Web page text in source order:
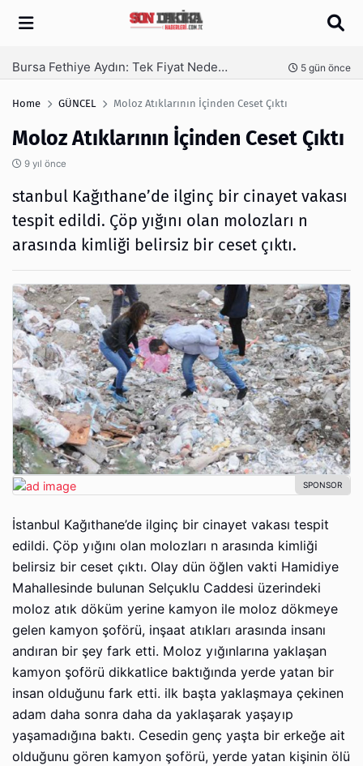
Arama
SEO Hizmeti Alırken Kandırılmamak İçin Bilinmesi Gerekenler 6 gün önce
Home GÜNCEL Moloz Atıklarının İçinden Ceset Çıktı
Moloz Atıklarının İçinden Ceset Çıktı
9 yıl önce
stanbul Kağıthane’de ilginç bir cinayet vakası
tespit edildi. Çöp yığını olan molozları n
arasında kimliği belirsiz bir ceset çıktı.
İstanbul Kağıthane’de ilginç bir cinayet vakası tespit
edildi. Çöp yığını olan molozları n arasında kimliği
belirsiz bir ceset çıktı. Olay dün öğlen vakti Hamidiye
Mahallesinde bulunan Selçuklu Caddesi üzerindeki
moloz atık döküm yerine kamyon ile moloz dökmeye
gelen kamyon şoförü, inşaat atıkları arasında insanı
andıran bir şey fark etti. Moloz yığınlarına yaklaşan
kamyon şoförü dikkatlice baktığında yerde yatan bir
insan olduğunu fark etti. ilk başta yaklaşmaya çekinen
adam daha sonra daha da yaklaşarak yaşayıp
yaşamadığına baktı. Cesedin genç yaşta bir erkeğe ait
olduğunu gören kamyon şoförü, yerde yatan kişinin ölü